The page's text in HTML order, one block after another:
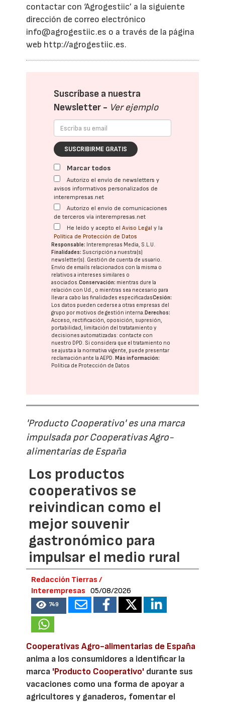
contactar con ‘Agrogestiic’ a la siguiente
dirección de correo electrónico
info@agrogestiic.es o a través de la página
web http://agrogestiic.es.
Suscríbase a nuestra
Newsletter - Ver ejemplo
SUSCRIBIRME GRATIS
Marcar todos
Autorizo el envío de newsletters y
avisos informativos personalizados de
interempresas.net
Autorizo el envío de comunicaciones
de terceros vía interempresas.net
He leído y acepto elAviso Legal y la
Política de Protección de Datos
Responsable: Interempresas Media, S.L.U.
Finalidades: Suscripción a nuestra(s)
newsletter(s). Gestión de cuenta de usuario.
Envío de emails relacionados con la misma o
relativos a intereses similares o
asociados.Conservación: mientras dure la
relación con Ud., o mientras sea necesario para
llevar a cabo las finalidades especificadasCesión:
Los datos pueden cederse a otras empresas del
grupo por motivos de gestión interna. Derechos:
Acceso, rectificación, oposición, supresión,
portabilidad, limitación del tratatamiento y
decisiones automatizadas: contacte con
nuestro DPD. Si considera que el tratamiento no
se ajusta a la normativa vigente, puede presentar
reclamación ante laAEPD. Más información:
Política de Protección de Datos
'Producto Cooperativo' es una marca
impulsada por Cooperativas Agro-
alimentarias de España
Los productos
cooperativos se
reivindican como el
mejor souvenir
gastronómico para
impulsar el medio rural
Redacción Tierras /
Interempresas
05/08/2026
749
Cooperativas Agro-alimentarias de España
anima a los consumidores a identificar la
marca 'Producto Cooperativo' durante sus
vacaciones como una forma de apoyar a
agricultores y ganaderos, fomentar el